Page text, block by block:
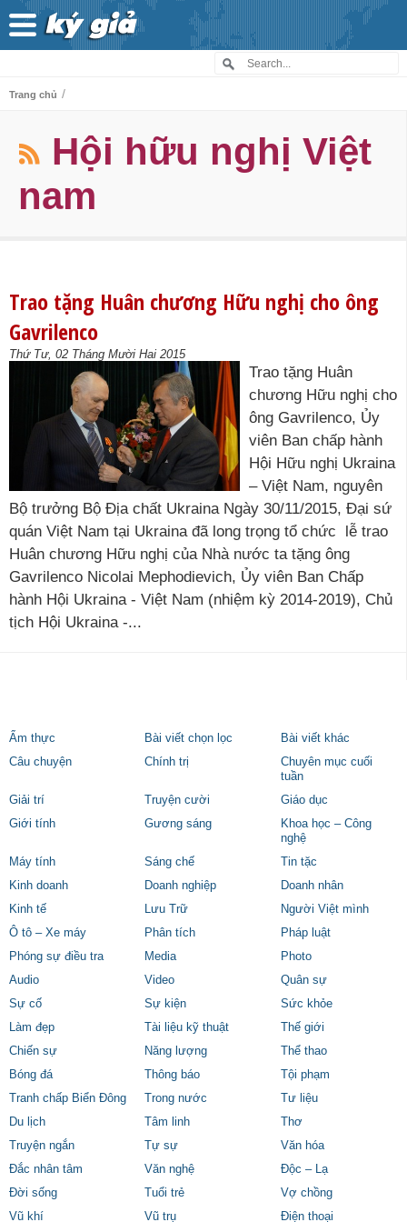
Trang chủ /
Hội hữu nghị Việt
nam
Trao tặng Huân chương Hữu nghị cho ông
Gavrilenco
Thứ Tư, 02 Tháng Mười Hai 2015
Trao tặng Huân
chương Hữu nghị cho
ông Gavrilenco, Ủy
viên Ban chấp hành
Hội Hữu nghị Ukraina
– Việt Nam, nguyên
Bộ trưởng Bộ Địa chất Ukraina Ngày 30/11/2015, Đại sứ
quán Việt Nam tại Ukraina đã long trọng tổ chức lễ trao
Huân chương Hữu nghị của Nhà nước ta tặng ông
Gavrilenco Nicolai Mephodievich, Ủy viên Ban Chấp
hành Hội Ukraina - Việt Nam (nhiệm kỳ 2014-2019), Chủ
tịch Hội Ukraina -...
Ẩm thực Bài viết chọn lọc
Bài viết khác
Câu chuyện
Chính trị
Chuyên mục cuối
tuần
Giải trí
Truyện cười
Giáo dục
Giới tính
Gương sáng
Khoa học – Công
nghệ
Máy tính
Sáng chế
Tin tặc
Kinh doanh
Doanh nghiệp
Doanh nhân
Kinh tế
Lưu Trữ
Người Việt mình
Ô tô – Xe máy
Phân tích
Pháp luật
Phóng sự điều tra
Media
Photo
Audio
Video
Quân sự
Sự cố
Sự kiện
Sức khỏe
Làm đẹp
Tài liệu kỹ thuật
Thế giới
Chiến sự
Năng lượng
Thể thao
Bóng đá
Thông báo
Tội phạm
Tranh chấp Biển Đông
Trong nước
Tư liệu
Du lịch
Tâm linh
Thơ
Truyện ngắn
Tự sự
Văn hóa
Đắc nhân tâm
Văn nghệ
Độc – Lạ
Đời sống
Tuổi trẻ
Vợ chồng
Vũ khí
Vũ trụ Điện thoại